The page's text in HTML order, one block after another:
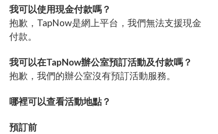
我可以使用現金付款嗎？
抱歉，TapNow是網上平台，我們無法支援現金
付款。
我可以在TapNow辦公室預訂活動及付款嗎？
抱歉，我們的辦公室沒有預訂活動服務。
哪裡可以查看活動地點？
預訂前